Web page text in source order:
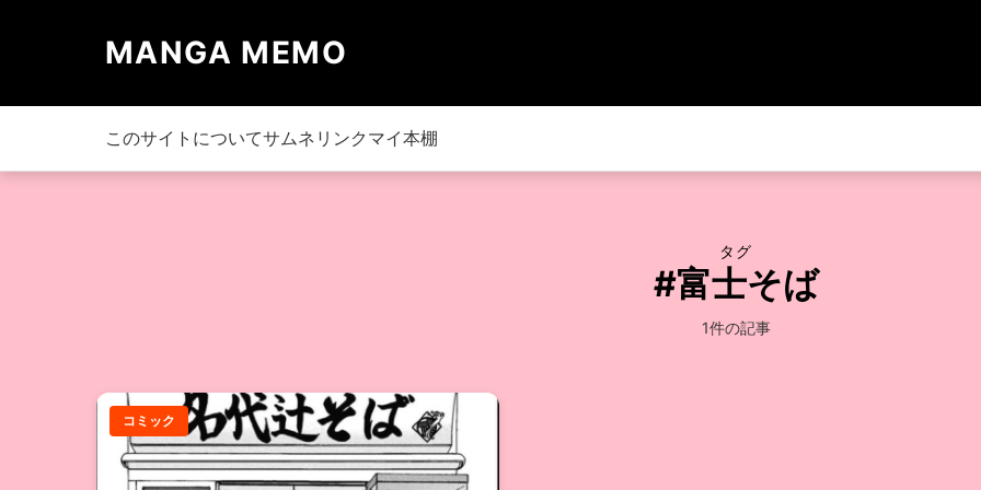
MANGA MEMO
このサイトについてサムネリンク マイ本棚
タグ
#富士そば
1件の記事
コミック